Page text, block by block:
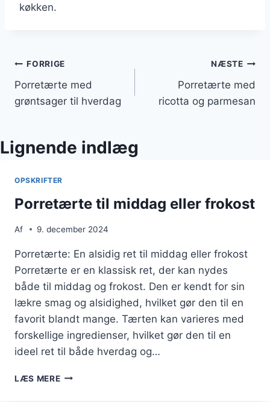
køkken.
Indlægsnavigation
FORRIGE
Porretærte med
grøntsager til hverdag
NÆSTE
Porretærte med
ricotta og parmesan
Lignende indlæg
OPSKRIFTER
Porretærte til middag eller frokost
Af 9. december 2024
Porretærte: En alsidig ret til middag eller frokost
Porretærte er en klassisk ret, der kan nydes
både til middag og frokost. Den er kendt for sin
lækre smag og alsidighed, hvilket gør den til en
favorit blandt mange. Tærten kan varieres med
forskellige ingredienser, hvilket gør den til en
ideel ret til både hverdag og…
LÆS MEREPORRETÆRTE